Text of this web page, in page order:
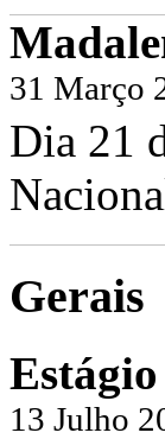
31 Março
Dia 21
Gerais
13 Julho